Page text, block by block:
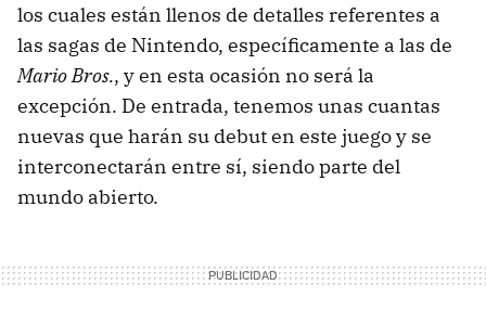
los cuales están llenos de detalles referentes a
las sagas de Nintendo, específicamente a las de
Mario Bros., y en esta ocasión no será la
excepción. De entrada, tenemos unas cuantas
nuevas que harán su debut en este juego y se
interconectarán entre sí, siendo parte del
mundo abierto.